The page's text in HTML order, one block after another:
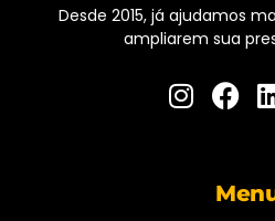
Desde 2015, já ajudamos
ampliarem sua